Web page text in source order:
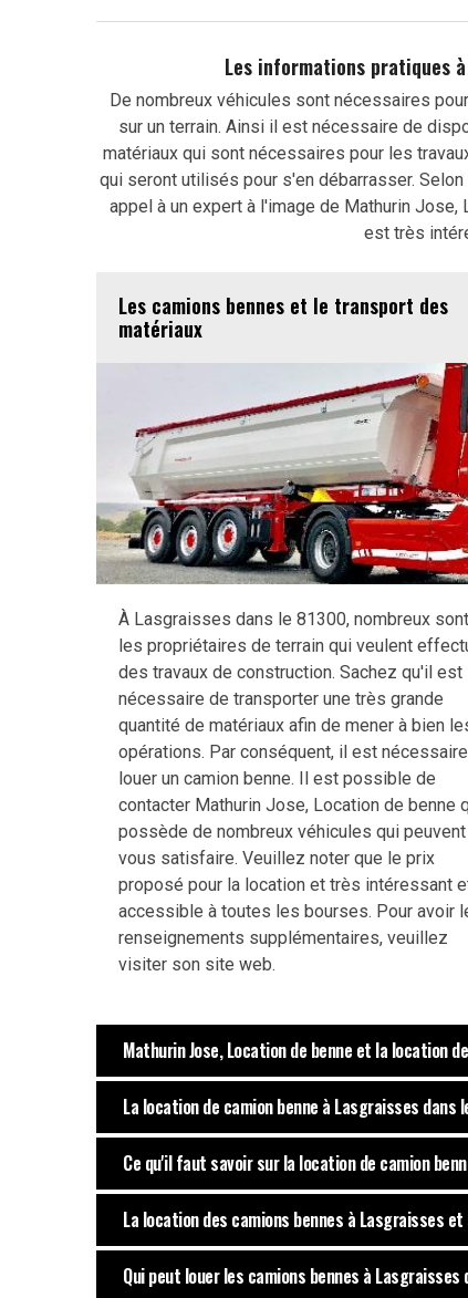
Les informations pratiques
De nombreux véhicules sont nécessaires
sur un terrain. Ainsi il est nécessaire de
matériaux qui sont nécessaires pour les
qui seront utilisés pour s'en débarrasser.
appel à un expert à l'image de Mathurin
est très
Les camions bennes et le transport des
matériaux
À Lasgraisses dans le 81300, nombreux sont
les propriétaires de terrain qui veulent
des travaux de construction. Sachez qu'il est
nécessaire de transporter une très grande
quantité de matériaux afin de mener à bien
opérations. Par conséquent, il est
louer un camion benne. Il est possible de
contacter Mathurin Jose, Location de benne
possède de nombreux véhicules qui peuvent
vous satisfaire. Veuillez noter que le prix
proposé pour la location et très intéressant
accessible à toutes les bourses. Pour avoir
renseignements supplémentaires, veuillez
visiter son site web.
Mathurin Jose, Location de benne et la location
La location de camion benne à Lasgraisses dans
Ce qu'il faut savoir sur la location de camion
La location des camions bennes à Lasgraisses
Qui peut louer les camions bennes à Lasgraisses